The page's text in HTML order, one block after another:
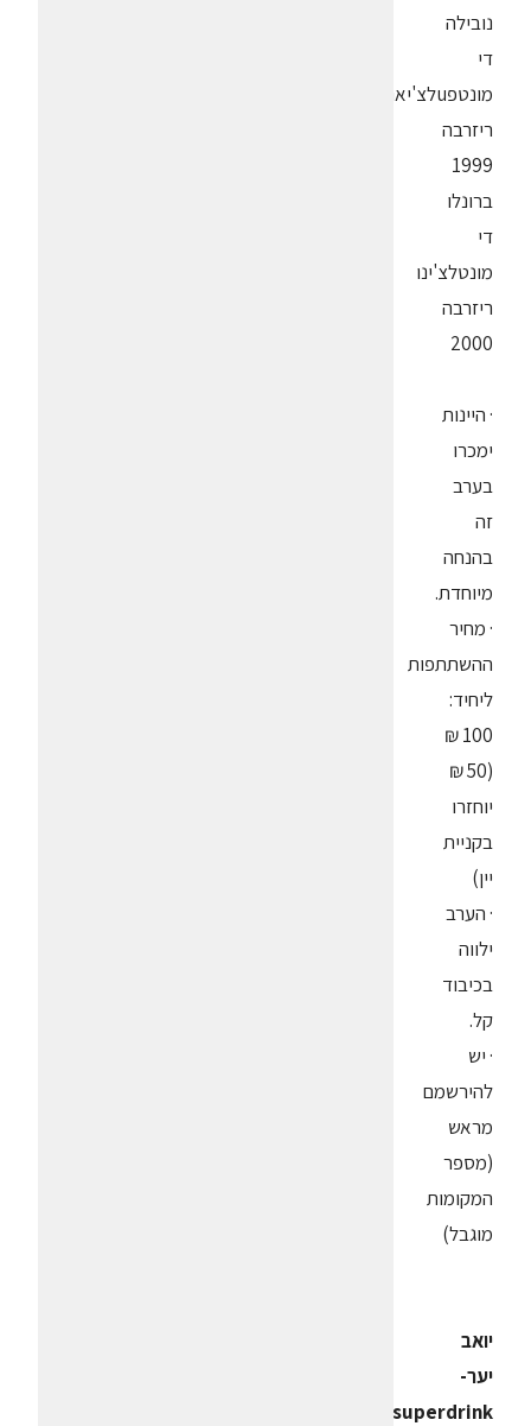
נובילה
די
מונטפuלצ'יאנו
ריזרבה
1999
ברונלו
די
מונטלצ'ינו
ריזרבה
2000
· היינות
ימכרו
בערב
זה
בהנחה
מיוחדת.
· מחיר
ההשתתפות
ליחיד:
100 ₪
(50 ₪
יוחזרו
בקניית
יין)
· הערב
ילווה
בכיבוד
קל.
· יש
להירשמם
מראש
(מספר
המקומות
מוגבל)
יואב
יער-
superdrink